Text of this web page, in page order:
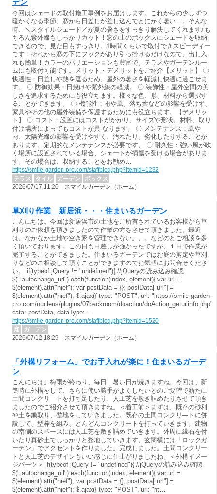
デン
今回はシェードの取付施工事例をお届けします。これからの少しずつ
暖かくなる季節、窓から日差しが差し込んでとにかく暑い…。そんな
時、＼スタイルシェード／が夏の暑さをすっきり解決してくれます♪も
ちろん紫外線もしっかりカット！窓の上のボックスにシェードを収納
できるので、見た目もすっきり。1時間くらいで取付できスピーディー
です！それから窓の下にフックがあり引っ掛けるだけなので、出し入
れも簡単！カラーのバリエーションも豊富で、テラスやガーデンルー
ムにも取付可能です。メリット・デメリットをご紹介【メリット】 〇
快適性：日差しや熱を遮るため、屋外の暑さを軽減し快適に過ごせま
す。 〇 防御効果：日焼けや紫外線の軽減。 〇 装飾性：屋外空間の美
しさを追求するためにも役立ちます。様々な色、形、材料から選択す
ることができます。 〇 機能性：雨や風、落ち葉などの影響を受けず、
家具やその他の屋外装備を保護するためにも役立ちます。【デメリッ
ト】 〇 コスト：設置にはコストがかかり、サイズや形状、材料、取り
付け場所によってもコストが異 なります。 〇 メンテナンス：風や
雨、太陽光線の影響を受けやすく、汚れたり、劣化したりすることが
あります。定期的なメンテナンスが必要です。 〇 耐久性：強い風が吹
く場所に設置されている場合、シェードが損傷を受ける場合がありま
す。その場合は、収納することをお勧め…
https://smile-garden-pro.com/staffblog.php?itemid=1232
テラス
タイル ガーデン
ボックス
2026/07/17 11:20 スマイルガーデン（ホーム）
草刈り作業 新居浜・・・住まいるガーデン
こんにちは。今回は新居浜市の土地をご所有されているお客様から草
刈りのご依頼を頂きましたので作業の方をさせて頂きました。最近
は、なかなか土地や空き家を管理できない。。。などのとご相談を多
く頂いております。この日も日差しが強かったですが、１日で作業が
完了することができました。住まいるガーデンではお庭の剪定や草刈
りなどのご相談して頂くことができますのでお気軽にお問合せくださ
い。 if(typeof jQuery != "undefined"){ //jQueryの読み込み確認
$(".autochange_url").each(function(index, element){ var url =
$(element).attr("href"); var postData = {}; postData["url"] =
$(element).attr("href"); $.ajax({ type: "POST", url: "https://smile-garden-
pro.com/nucleus/plugins/07backroom/doaction/doAction_geturlinfo.php",
data: postData, dataType:…
https://smile-garden-pro.com/staffblog.php?itemid=1520
庭
ガーデン
2026/07/12 18:29 スマイルガーデン（ホーム）
「外構リフォーム」でお手入れが楽に！住まいるガーデ
ン
こんにちは。梅雨が終わり、毎日、暑い日が続きますね。今回は、新
築時に外構をして、さらに使い勝手がよくしたいとのご要望で新たに
土間コンクリ―トを打ち足したり、人工芝を敷き詰めたりさせて頂き
ましたのでご紹介させて頂きますね。＜着工前＞まずは、既存の砂利
や土を鋤取り、整地をしていきました。既存の土間コンクリ―トに併
設して、型枠を組み、どんどんコンクリートを打っていきます。建物
の南側のスペースには人工芝を敷き詰めていきます。外周に縁石を付
いたり真砂土でしっかりと整地していきます。玄関横には「ロックガ
ーデン」でアクセントを作りました。完成しました。土間コンクリー
トと人工芝のデザインもいい感じに仕上がりましたね。＜外構イメー
ジパーツ＞ if(typeof jQuery != "undefined"){ //jQueryの読み込み確認
$(".autochange_url").each(function(index, element){ var url =
$(element).attr("href"); var postData = {}; postData["url"] =
$(element).attr("href"); $.ajax({ type: "POST", url: "ht…